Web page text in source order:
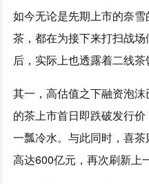
如今无论是先期上市的奈
茶，都在为接下来打扫战
后，实际上也透露着二线茶
其一，高估值之下融资泡
的茶上市首日即跌破发行
一瓢冷水。与此同时，喜
高达600亿元，再次刷新上